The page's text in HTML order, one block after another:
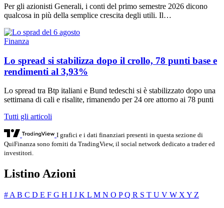
Per gli azionisti Generali, i conti del primo semestre 2026 dicono
qualcosa in più della semplice crescita degli utili. Il…
Finanza
Lo spread si stabilizza dopo il crollo, 78 punti base e
rendimenti al 3,93%
Lo spread tra Btp italiani e Bund tedeschi si è stabilizzato dopo una
settimana di cali e risalite, rimanendo per 24 ore attorno ai 78 punti
Tutti gli articoli
I grafici e i dati finanziari presenti in questa sezione di
QuiFinanza sono forniti da TradingView, il social network dedicato a trader ed
investitori.
Listino Azioni
# A B C D E F G H I J K L M N O PQ R S T U V W X Y Z